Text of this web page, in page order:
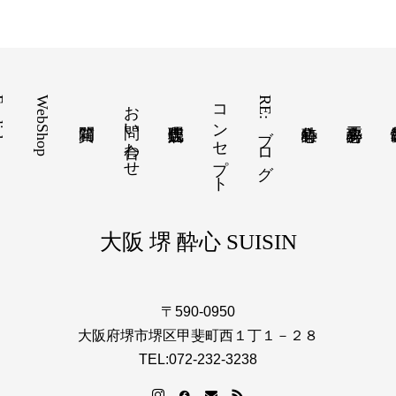
RE:ブログ
コンセプト
お問い合わせ
WebShop
大阪 堺 酔心 SUISIN
〒590-0950
大阪府堺市堺区甲斐町西１丁１－２８
TEL:072-232-3238